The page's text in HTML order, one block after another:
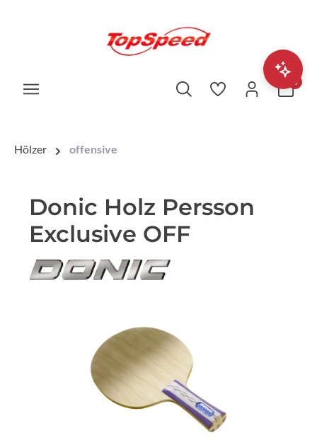
0
Hölzer offensive
Donic Holz Persson
Exclusive OFF